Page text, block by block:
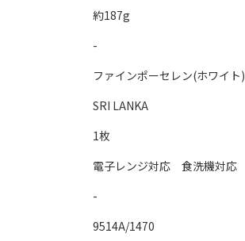
約187g
-
ファインポーセレン(ホワイト)
SRI LANKA
1枚
電子レンジ対応 食洗機対応
-
9514A/1470